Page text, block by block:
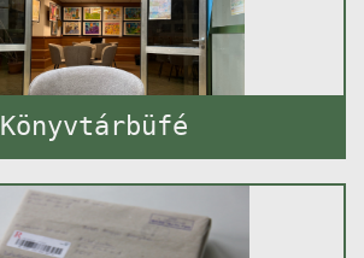
Könyvtárbüfé